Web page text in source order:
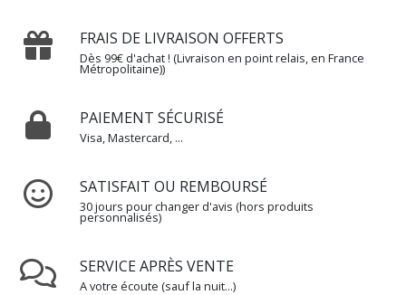
FRAIS DE LIVRAISON OFFERTS
Dès 99€ d'achat ! (Livraison en point relais, en France
Métropolitaine))
PAIEMENT SÉCURISÉ
Visa, Mastercard, ...
SATISFAIT OU REMBOURSÉ
30 jours pour changer d'avis (hors produits
personnalisés)
SERVICE APRÈS VENTE
A votre écoute (sauf la nuit...)